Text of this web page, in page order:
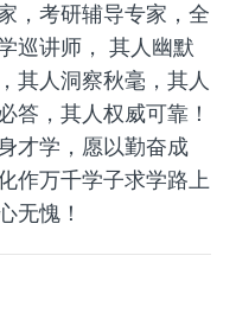
，考研辅导专家，全
巡讲师， 其人幽默
其人洞察秋毫，其人
答，其人权威可靠！
才学，愿以勤奋成
作万千学子求学路上
无愧！